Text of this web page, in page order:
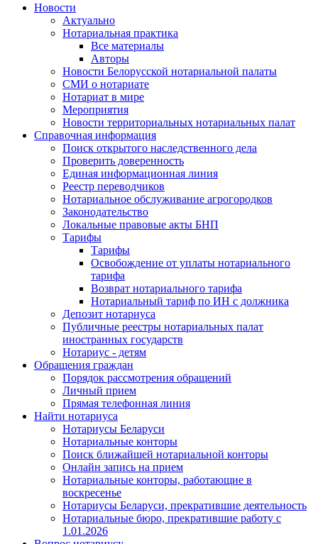
Новости
Актуально
Нотариальная практика
Все материалы
Авторы
Новости Белорусской нотариальной палаты
СМИ о нотариате
Нотариат в мире
Мероприятия
Новости территориальных нотариальных палат
Справочная информация
Поиск открытого наследственного дела
Проверить доверенность
Единая информационная линия
Реестр переводчиков
Нотариальное обслуживание агрогородков
Законодательство
Локальные правовые акты БНП
Тарифы
Тарифы
Освобождение от уплаты нотариального
тарифа
Возврат нотариального тарифа
Нотариальный тариф по ИН с должника
Депозит нотариуса
Публичные реестры нотариальных палат
иностранных государств
Нотариус - детям
Обращения граждан
Порядок рассмотрения обращений
Личный прием
Прямая телефонная линия
Найти нотариуса
Нотариусы Беларуси
Нотариальные конторы
Поиск ближайшей нотариальной конторы
Онлайн запись на прием
Нотариальные конторы, работающие в
воскресенье
Нотариусы Беларуси, прекратившие деятельность
Нотариальные бюро, прекратившие работу с
1.01.2026